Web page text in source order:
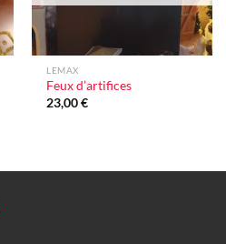
LEMAX
Feux d’artifices
23,00€